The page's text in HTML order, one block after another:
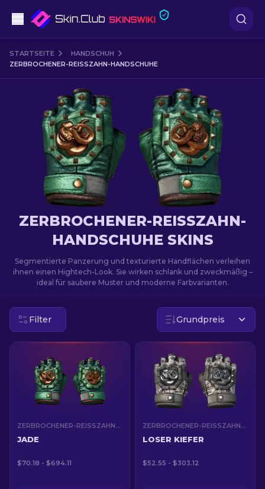
Pistolen
Mittelklasse
Gewehr
Scharfschützengewehr
Messer
Handschuh
Kisten
Andere
STARTSEITE
HANDSCHUH
ZERBROCHENER-REISSZAHN-HANDSCHUHE
ZERBROCHENER-REISSZAHN-H
ANDSCHUHE SKINS
Segmentierte Panzerung und texturierte Handflächen verleihen
ihnen einen Hightech-Look. Sie wirken schlank und zweckmäßig –
ideal für saubere Muster und moderne Farbvarianten.
Filter Grundpreis
ZERBROCHENER-REISSZAHN-HANDSCHUHE (★)
JADE
$70.18 - $694.11
ZERBROCHENER-REISSZAHN-HANDSCHUHE (★)
LOSER KIEFER
$52.55 - $303.12